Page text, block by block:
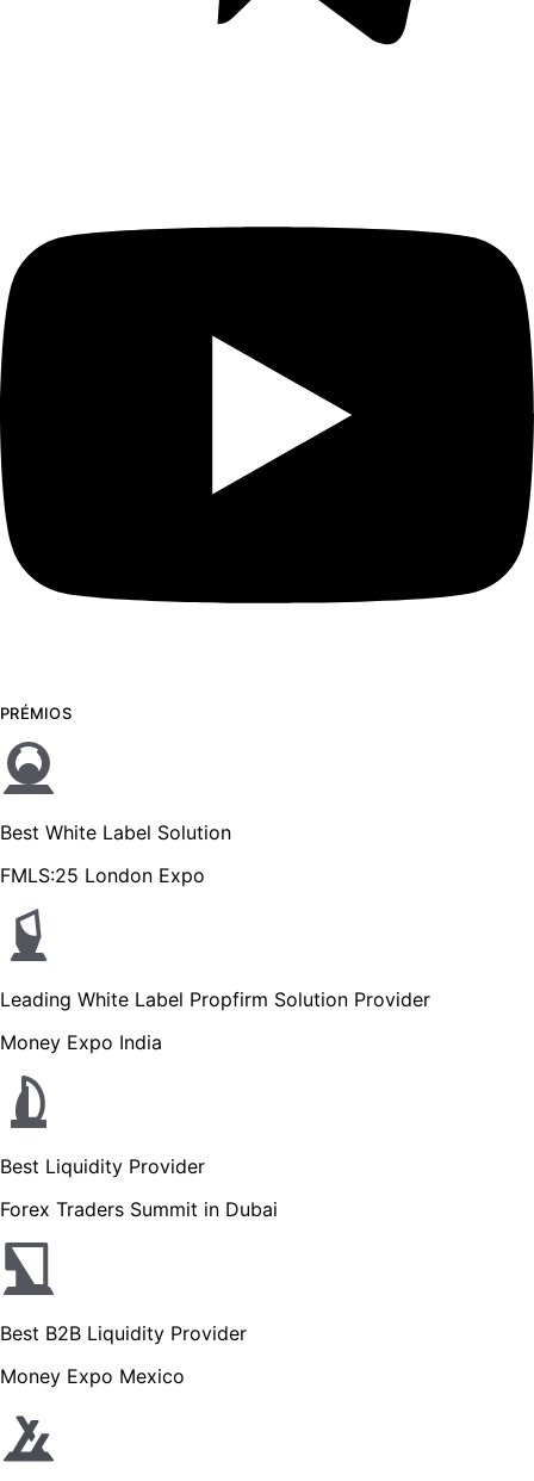
PRÉMIOS
Best White Label Solution
FMLS:25 London Expo
Leading White Label Propfirm Solution Provider
Money Expo India
Best Liquidity Provider
Forex Traders Summit in Dubai
Best B2B Liquidity Provider
Money Expo Mexico